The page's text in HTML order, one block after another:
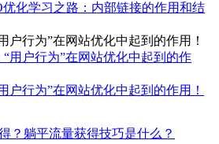
优化学习之路：内部链接的作用和结
户行为”在网站优化中起到的作用！
户行为”在网站优化中起到的作用！